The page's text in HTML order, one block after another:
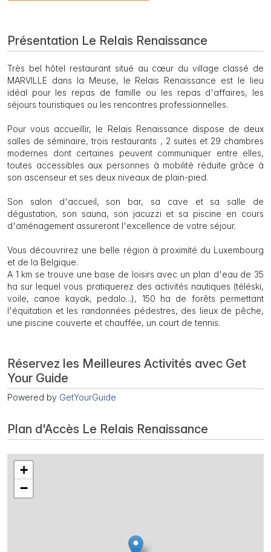
Présentation Le Relais Renaissance
Très bel hôtel restaurant situé au cœur du village classé de
MARVILLE dans la Meuse, le Relais Renaissance est le lieu
idéal pour les repas de famille ou les repas d'affaires, les
séjours touristiques ou les rencontres professionnelles.
Pour vous accueillir, le Relais Renaissance dispose de deux
salles de séminaire, trois restaurants , 2 suites et 29 chambres
modernes dont certaines peuvent communiquer entre elles,
toutes accessibles aux personnes à mobilité réduite grâce à
son ascenseur et ses deux niveaux de plain-pied.
Son salon d'accueil, son bar, sa cave et sa salle de
dégustation, son sauna, son jacuzzi et sa piscine en cours
d'aménagement assureront l'excellence de votre séjour.
Vous découvrirez une belle région à proximité du Luxembourg
et de la Belgique.
A 1 km se trouve une base de loisirs avec un plan d'eau de 35
ha sur lequel vous pratiquerez des activités nautiques (téléski,
voile, canoe kayak, pedalo...), 150 ha de forêts permettant
l'équitation et les randonnées pédestres, des lieux de pêche,
une piscine couverte et chauffée, un court de tennis.
Réservez les Meilleures Activités avec Get
Your Guide
Powered by GetYourGuide
Plan d'Accès Le Relais Renaissance
+
−